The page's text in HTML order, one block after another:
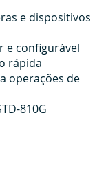
e dispositivos
e configurável
rápida
operações de
810G